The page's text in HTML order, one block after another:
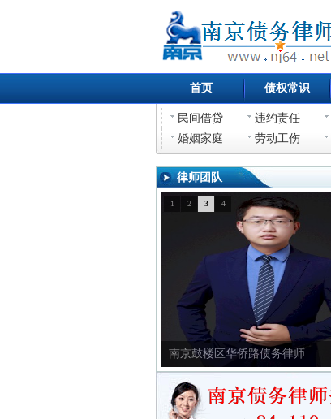
首页 债权常识
民间借贷 违约责任
婚姻家庭
劳动工伤
律师团队
南京鼓楼区华侨路债权债务律师
1 2 3 4